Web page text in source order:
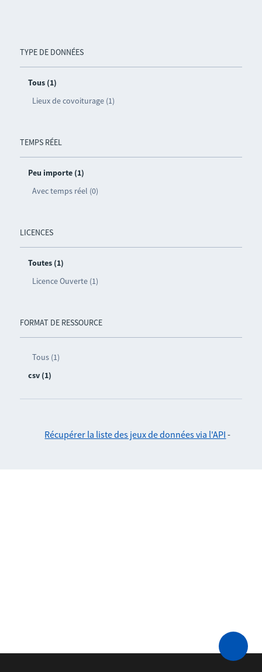
TYPE DE DONNÉES
Tous (1)
Lieux de covoiturage (1)
TEMPS RÉEL
Peu importe (1)
Avec temps réel (0)
LICENCES
Toutes (1)
Licence Ouverte (1)
FORMAT DE RESSOURCE
Tous (1)
csv (1)
Récupérer la liste des jeux de données via l'API -